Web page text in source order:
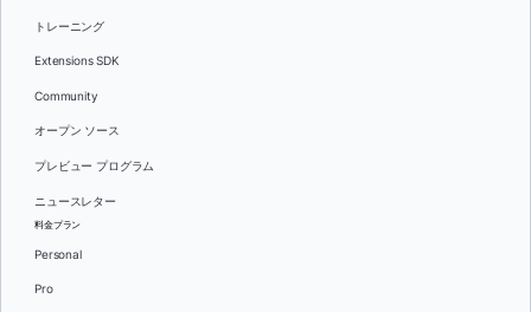
トレーニング
Extensions SDK
Community
オープン ソース
プレビュー プログラム
ニュースレター
料金プラン
Personal
Pro